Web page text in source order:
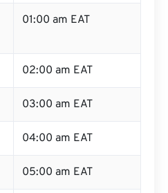
01:00 am EAT
02:00 am EAT
03:00 am EAT
04:00 am EAT
05:00 am EAT